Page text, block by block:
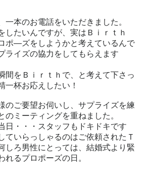
一本のお電話をいただきました。
したいんですが、実はＢｉｒｔｈ
ポ―ズをしようかと考えているんで
ライズの協力をしてもらえます
間をＢｉｒｔｈで、と考えて下さっ
一杯お応えしたい！
のご要望お伺いし、サプライズを練
のミーティングを重ねました。
日・・・スタッフもドキドキです
ていらっしゃるのはご依頼されたＴ
しろ男性にとっては、結婚式より緊
れるプロポーズの日。